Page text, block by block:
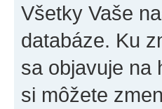
Všetky Vaše
databáze. Ku
sa objavuje na
si môžete